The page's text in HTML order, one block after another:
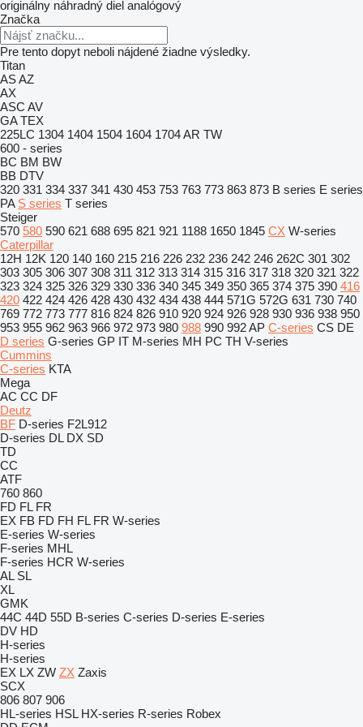
originálny náhradný diel analógový
Značka
Pre tento dopyt neboli nájdené žiadne výsledky.
Titan
ASAZ
AX
ASC AV
GA TEX
225LC 1304 1404 1504 1604 1704AR TW
600 - series
BC BM BW
BB DTV
320 331 334 337 341 430 453 753 763 773 863 873 B series E series
PA S series T series
Steiger
570 580 590 621 688 695 821 921 1188 1650 1845 CX W-series
Caterpillar
12H 12K 120 140 160 215 216 226 232 236 242 246 262C 301 302
303 305 306 307 308 311 312 313 314 315 316 317 318 320 321 322
323 324 325 326 329 330 336 340 345 349 350 365 374 375 390 416
420 422 424 426 428 430 432 434 438 444 571G 572G 631 730 740
769 772 773 777 816 824 826 910 920 924 926 928 930 936 938 950
953 955 962 963 966 972 973 980 988 990 992AP C-series CS DE
D series G-series GP IT M-series MH PC TH V-series
Cummins
C-series KTA
Mega
AC CC DF
Deutz
BF D-series F2L912
D-series DL DX SD
TD
CC
ATF
760 860
FD FL FR
EX FB FD FH FL FR W-series
E-series W-series
F-series MHL
F-series HCR W-series
AL SL
XL
GMK
44C 44D 55D B-series C-series D-series E-series
DV HD
H-series
H-series
EX LX ZW ZX Zaxis
SCX
806 807 906
HL-series HSL HX-series R-series Robex